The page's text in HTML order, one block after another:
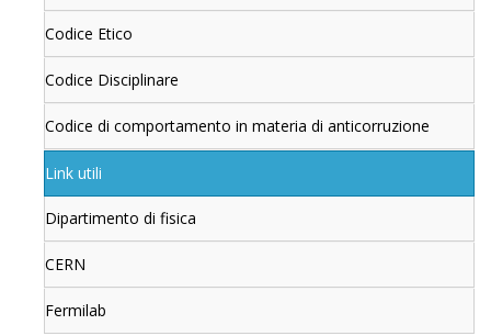
Codice Etico
Codice Disciplinare
Codice di comportamento in materia di anticorruzione
Link utili
Dipartimento di fisica
CERN
Fermilab